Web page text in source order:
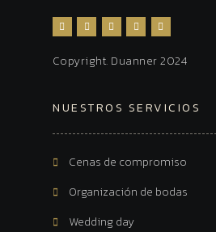
Copyright. Duanner 2024
NUESTROS SERVICIOS
Cenas de compromiso
Organización de bodas
Wedding day